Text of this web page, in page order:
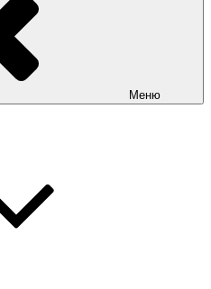
Меню